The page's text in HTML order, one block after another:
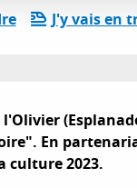
J'y vais en
En
culture 2023.